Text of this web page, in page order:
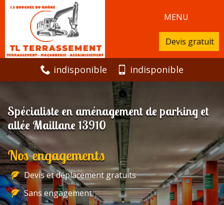
MENU
Devis gratuit
indisponible indisponible
Spécialiste en aménagement de parking et
allée Maillane 13910
Nos engagements
Devis et déplacement gratuits
Sans engagement